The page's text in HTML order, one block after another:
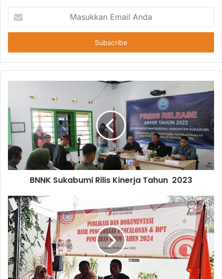
Email
Anda
BNNK Sukabumi Rilis Kinerja Tahun 2023